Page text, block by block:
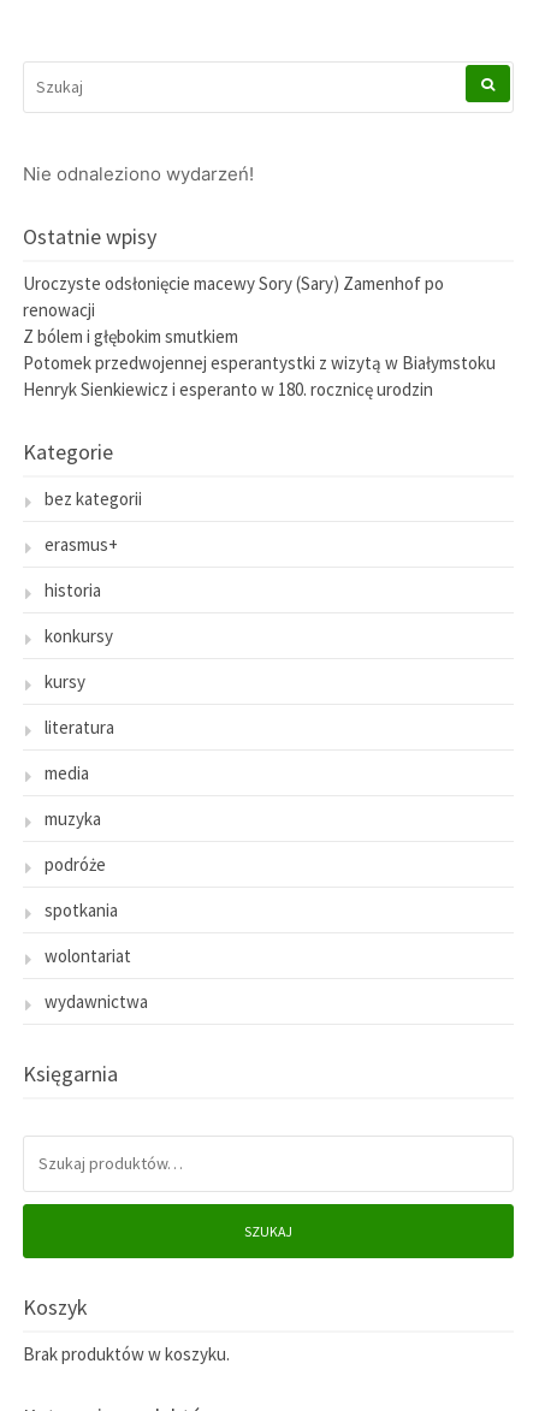
FOR:
Nie odnaleziono wydarzeń!
Ostatnie wpisy
Uroczyste odsłonięcie macewy Sory (Sary) Zamenhof po
renowacji
Z bólem i głębokim smutkiem
Potomek przedwojennej esperantystki z wizytą w Białymstoku
Henryk Sienkiewicz i esperanto w 180. rocznicę urodzin
Kategorie
bez kategorii
erasmus+
historia
konkursy
kursy
literatura
media
muzyka
podróże
spotkania
wolontariat
wydawnictwa
Księgarnia
SZUKAJ
Koszyk
Brak produktów w koszyku.